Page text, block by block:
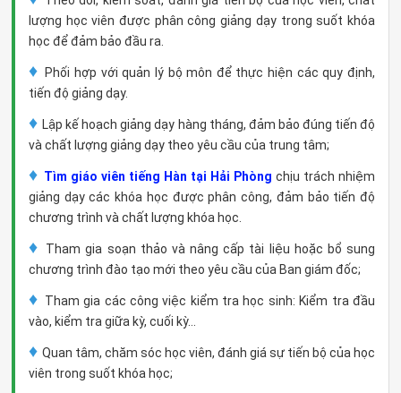
lượng học viên được phân công giảng dạy trong suốt khóa
học để đảm bảo đầu ra.
♦Phối hợp với quản lý bộ môn để thực hiện các quy định,
tiến độ giảng dạy.
♦Lập kế hoạch giảng dạy hàng tháng, đảm bảo đúng tiến độ
và chất lượng giảng dạy theo yêu cầu của trung tâm;
♦ Tìm giáo viên tiếng Hàn tại Hải Phòng chịu trách nhiệm
giảng dạy các khóa học được phân công, đảm bảo tiến độ
chương trình và chất lượng khóa học.
♦
Tham gia soạn thảo và nâng cấp tài liệu hoặc bổ sung
chương trình đào tạo mới theo yêu cầu của Ban giám đốc;
♦ Tham gia các công việc kiểm tra học sinh: Kiểm tra đầu
vào, kiểm tra giữa kỳ, cuối kỳ…
♦ Quan tâm, chăm sóc học viên, đánh giá sự tiến bộ của học
viên trong suốt khóa học;